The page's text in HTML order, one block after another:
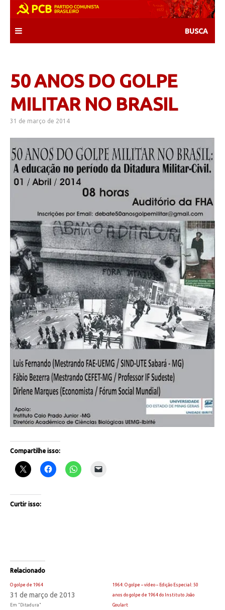
content
50 ANOS DO GOLPE
MILITAR NO BRASIL
31 de março de 2014
Compartilhe isso:
Curtir isso:
Relacionado
O golpe de 1964
31 de março de 2013
Em "Ditadura"
1964: O golpe – vídeo – Edição Especial: 50
anos do golpe de 1964 do Instituto João
Goulart